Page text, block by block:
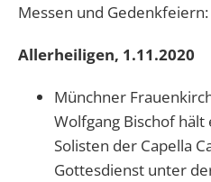
Messen und Gedenkfeiern:
Allerheiligen, 1.11.2020
Münchner
Wolfgang Bischof
Solisten der Capella
Gottesdienst unter